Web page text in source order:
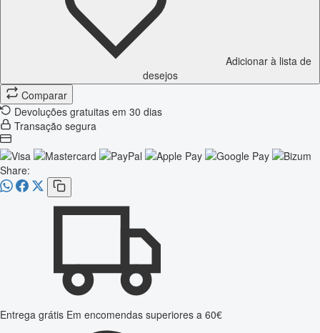
Adicionar à lista de
desejos
Comparar
Devoluções gratuitas em 30 dias
Transação segura
Share:
Entrega grátis Em encomendas superiores a 60€